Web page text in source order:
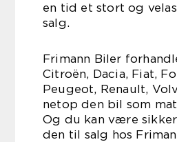
en tid et stort og
salg.
Frimann Biler
Citroën, Dacia, Fiat,
Peugeot, Renault,
netop den bil som
Og du kan være
den til salg hos